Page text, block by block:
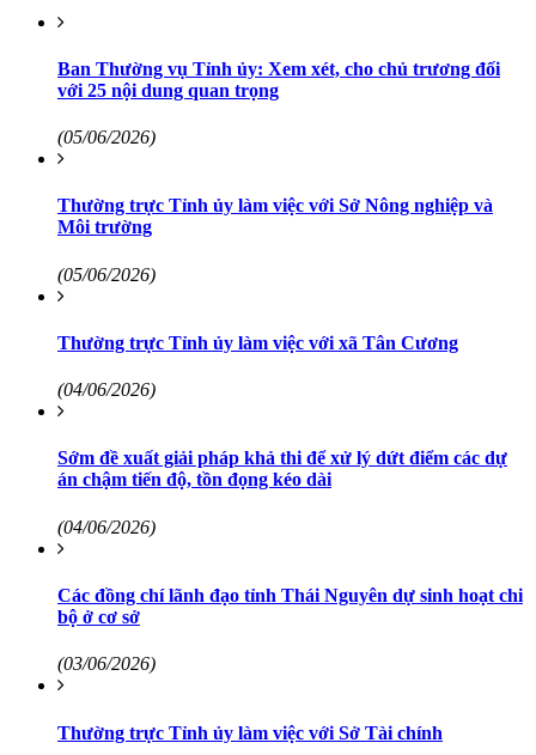
Ban Thường vụ Tỉnh ủy: Xem xét, cho chủ trương đối
với 25 nội dung quan trọng
(05/06/2026)
Thường trực Tỉnh ủy làm việc với Sở Nông nghiệp và
Môi trường
(05/06/2026)
Thường trực Tỉnh ủy làm việc với xã Tân Cương
(04/06/2026)
Sớm đề xuất giải pháp khả thi để xử lý dứt điểm các dự
án chậm tiến độ, tồn đọng kéo dài
(04/06/2026)
Các đồng chí lãnh đạo tỉnh Thái Nguyên dự sinh hoạt chi
bộ ở cơ sở
(03/06/2026)
Thường trực Tỉnh ủy làm việc với Sở Tài chính